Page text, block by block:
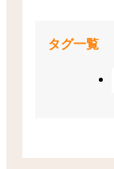
タグ一覧